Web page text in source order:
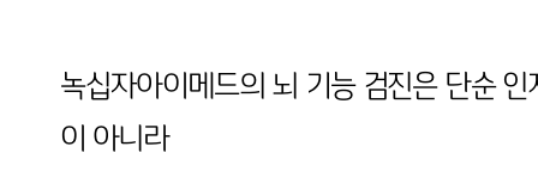
녹십자아이메드의 뇌 기능 검진은 단순
이 아니라